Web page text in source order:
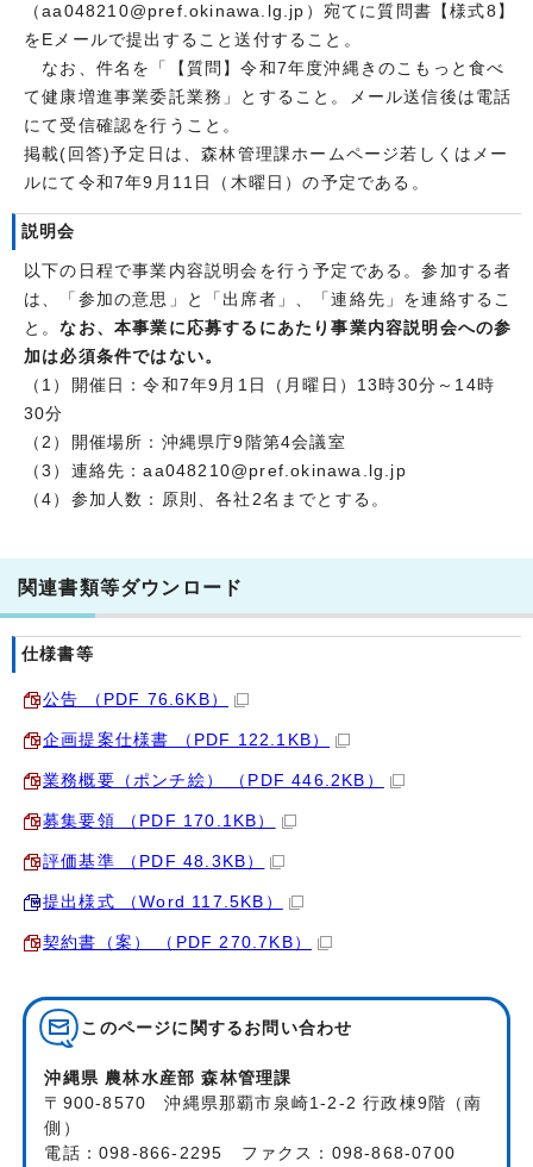
（aa048210@pref.okinawa.lg.jp）宛てに質問書【様式8】
をEメールで提出すること送付すること。
なお、件名を「【質問】令和7年度沖縄きのこもっと食べ
て健康増進事業委託業務」とすること。メール送信後は電話
にて受信確認を行うこと。
掲載(回答)予定日は、森林管理課ホームページ若しくはメー
ルにて令和7年9月11日（木曜日）の予定である。
説明会
以下の日程で事業内容説明会を行う予定である。参加する者
は、「参加の意思」と「出席者」、「連絡先」を連絡するこ
と。なお、本事業に応募するにあたり事業内容説明会への参
加は必須条件ではない。
（1）開催日：令和7年9月1日（月曜日）13時30分～14時
30分
（2）開催場所：沖縄県庁9階第4会議室
（3）連絡先：aa048210@pref.okinawa.lg.jp
（4）参加人数：原則、各社2名までとする。
関連書類等ダウンロード
仕様書等
公告 （PDF 76.6KB）
企画提案仕様書 （PDF 122.1KB）
業務概要（ポンチ絵） （PDF 446.2KB）
募集要領 （PDF 170.1KB）
評価基準 （PDF 48.3KB）
提出様式 （Word 117.5KB）
契約書（案） （PDF 270.7KB）
このページに関する お問い合わせ
沖縄県 農林水産部 森林管理課
〒900-8570 沖縄県那覇市泉崎1-2-2 行政棟9階（南
側）
電話：098-866-2295 ファクス：098-868-0700